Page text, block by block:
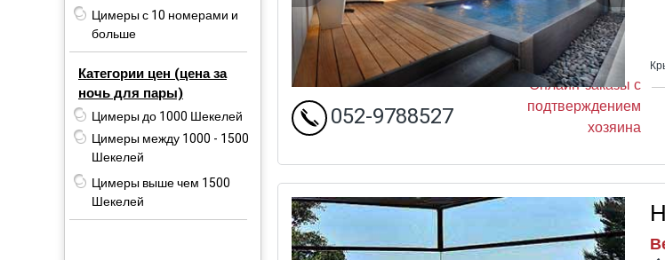
Цимеры с 10 номерами и
больше
Категории цен (цена за
ночь для пары)
Цимеры до 1000 Шекелей
Цимеры между 1000 - 1500
Шекелей
Цимеры выше чем 1500
Шекелей
Онлайн-заказы с
подтверждением
хозяина
052-9788527